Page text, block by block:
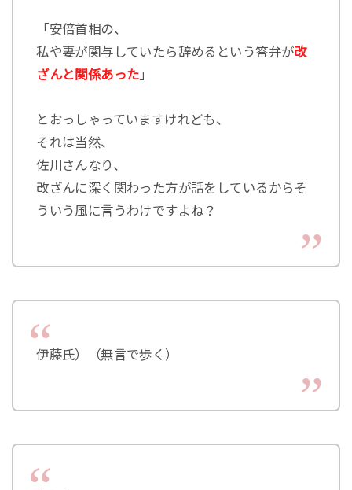
「安倍首相の、
私や妻が関与していたら辞めるという答弁が改
ざんと関係あった 」
とおっしゃっていますけれども、
それは当然、
佐川さんなり、
改ざんに深く関わった方が話をしているからそ
ういう風に言うわけですよね？
伊藤氏）（無言で歩く）